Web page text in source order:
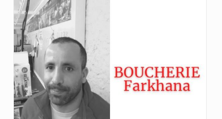
LEMAHMDI Mohamed
Consulter la fiche du commerçant